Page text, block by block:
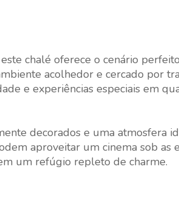
chalé oferece o cenário
acolhedor e cercado por
e experiências especiais em
decorados e uma atmosfera
aproveitar um cinema sob as
um refúgio repleto de charme.